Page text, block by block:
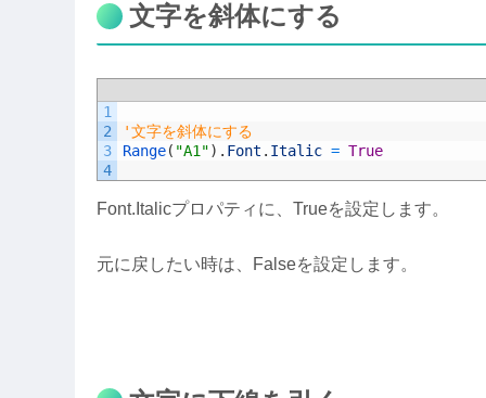
文字を斜体にする
1
2
3
4
'文字を斜体にする
Range( "A1") . Font . Italic = True
Font.Italicプロパティに、Trueを設定します。
元に戻したい時は、Falseを設定します。